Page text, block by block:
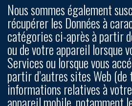
Nous sommes également
récupérer les Données à
catégories ci-après à partir
ou de votre appareil lorsque
Services ou lorsque vous
partir d’autres sites Web
informations relatives à
appareil mobile, notamment